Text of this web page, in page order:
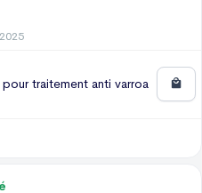
traitement anti varroa